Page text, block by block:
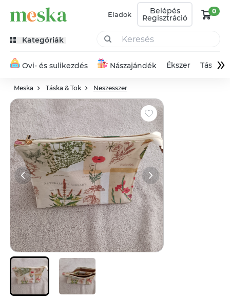
Eladok Belépés
Regisztráció
0
Kategóriák
Ovi- és sulikezdés Nászajándék Ékszer Táska»
Meska Táska & Tok Neszesszer